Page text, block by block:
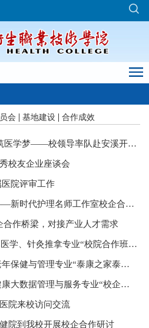
会 | 基地建设 | 合作成效
医教协同育英才 校院共筑医学梦——校领导率队赴安溪开展临床教学调研
校友企业座谈会
院评审工作
校院携手深化产教融合——新时代护理名师工作室校企合作实践活动成功举办
作桥梁，对接产业人才需求
校院合作 | 我校2023级中医学、针灸推拿专业“校院合作班”开班仪式圆满举行
校企合作丨我校第一届老年保健与管理专业“泰康之家泰康班”开班仪式顺利举行
校企合作丨我校第一届健康大数据管理与服务专业“校企合作班”开班仪式顺利举行
院来校访问交流
院到我校开展校企合作研讨